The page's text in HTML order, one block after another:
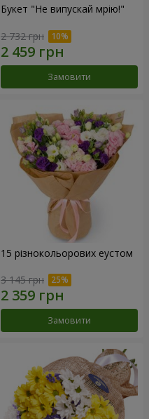
Букет "Не випускай мрію!"
2 732 грн
Замовити
15 різнокольорових еустом
3 145 грн
Замовити